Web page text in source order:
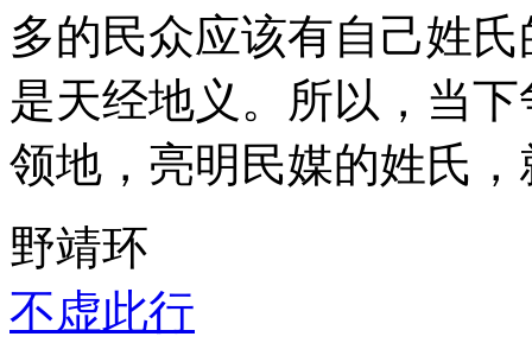
多的民众应该有自己姓
是天经地义。所以，当
领地，亮明民媒的姓氏
野靖环
不虚此行